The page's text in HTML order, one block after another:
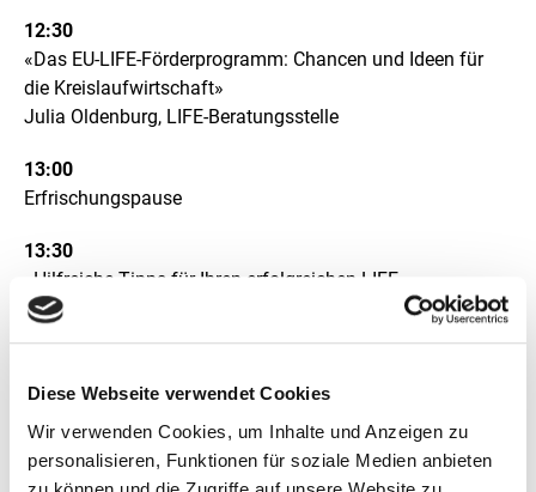
Diese Webseite verwendet Cookies
Wir verwenden Cookies, um Inhalte und Anzeigen zu
personalisieren, Funktionen für soziale Medien anbieten
12:30
«Das EU-LIFE-Förderprogramm: Chancen und Ideen für
die Kreislaufwirtschaft»
Julia Oldenburg, LIFE-Beratungsstelle
13:00
Erfrischungspause
13:30
«Hilfreiche Tipps für Ihren erfolgreichen LIFE-
Projektantrag bei der EU»
(Vortrag in englischer Sprache)
Fabio Leone, CINEA – European Climate, Infrastructure
«Ein gutes LIFE-Beispiel aus der Praxis: Nachhaltiges
Reibmaterial-Recycling (Sustainable Friction Material